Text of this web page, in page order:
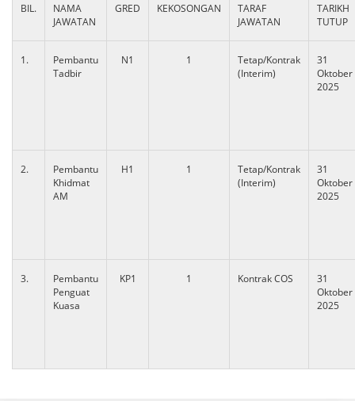
BIL.
NAMA
JAWATAN
GRED KEKOSONGAN
TARAF
JAWATAN
TARIKH
TUTUP
1.
Pembantu
Tadbir
N1 1
Tetap/Kontrak
(Interim)
31
Oktober
2025
2.
Pembantu
Khidmat
AM
H1 1
Tetap/Kontrak
(Interim)
31
Oktober
2025
3.
Pembantu
Penguat
Kuasa
KP1 1 Kontrak COS
31
Oktober
2025